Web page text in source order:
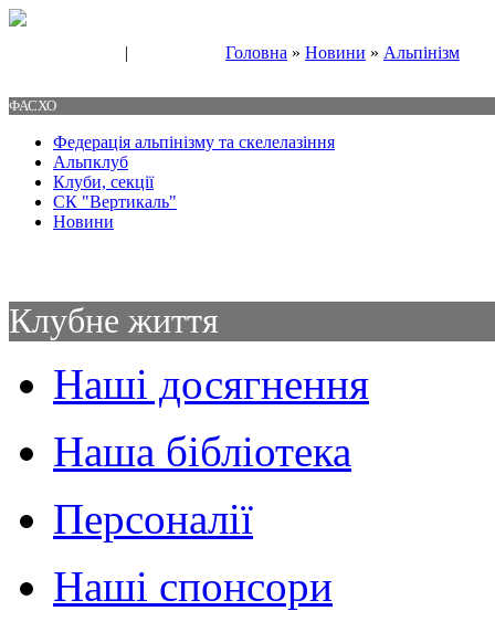
| Головна » Новини » Альпінізм
ФАСХО
Федерація альпінізму та скелелазіння
Альпклуб
Клуби, секції
СК "Вертикаль"
Новини
Клубне життя
Наші досягнення
Наша бібліотека
Персоналії
Наші спонсори